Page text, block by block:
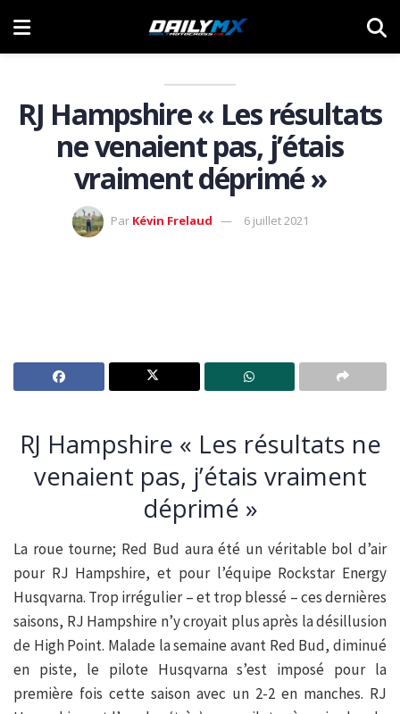
RJ Hampshire « Les résultats
ne venaient pas, j’étais
vraiment déprimé »
Par Kévin Frelaud 6 juillet 2021
RJ Hampshire « Les résultats ne
venaient pas, j’étais vraiment
déprimé »
La roue tourne; Red Bud aura été un véritable bol d’air
pour RJ Hampshire, et pour l’équipe Rockstar Energy
Husqvarna. Trop irrégulier – et trop blessé – ces dernières
saisons, RJ Hampshire n’y croyait plus après la désillusion
de High Point. Malade la semaine avant Red Bud, diminué
en piste, le pilote Husqvarna s’est imposé pour la
première fois cette saison avec un 2-2 en manches. RJ